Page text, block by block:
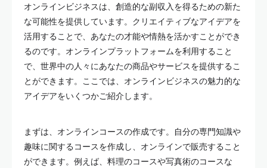
オンラインビジネスは、創造的な副収入を得るための新た
な可能性を提供しています。クリエイティブなアイデアを
活用することで、あなたの才能や情熱を活かすことができ
るのです。オンラインプラットフォームを利用すること
で、世界中の人々にあなたの商品やサービスを提供するこ
とができます。ここでは、オンラインビジネスの魅力的な
アイデアをいくつかご紹介します。
まずは、オンラインコースの作成です。自分の専門知識や
趣味に関するコースを作成し、オンラインで販売すること
ができます。例えば、料理のコースや写真術のコースな